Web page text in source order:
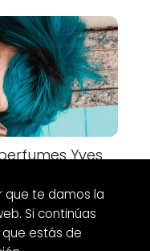
Yves
que te damos la
Si continúas
estás de